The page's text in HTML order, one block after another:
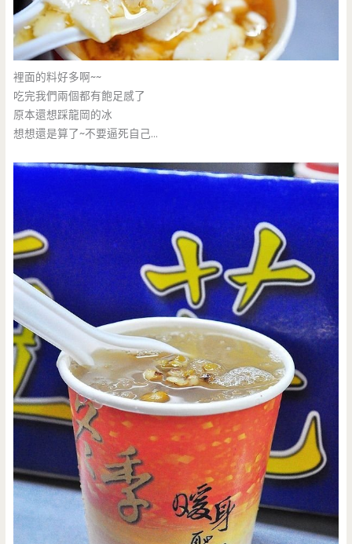
裡面的料好多啊~~
吃完我們兩個都有飽足感了
原本還想踩龍岡的冰
想想還是算了~不要逼死自己…